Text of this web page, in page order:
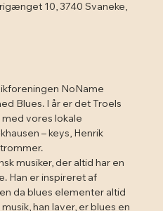
10, 3740 Svaneke,
NoName
Blues. I år er det Troels
med vores lokale
– keys, Henrik
trommer.
musiker, der altid har en
Han er inspireret af
da blues elementer altid
han laver, er blues en